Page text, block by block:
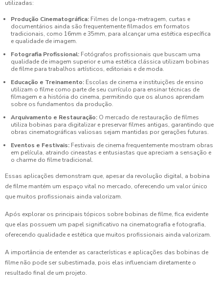
utilizadas:
Produção Cinematográfica: Filmes de longa-metragem, curtas e
documentários ainda são frequentemente filmados em formatos
tradicionais, como 16mm e 35mm, para alcançar uma estética específica
e qualidade de imagem.
Fotografia Profissional: Fotógrafos profissionais que buscam uma
qualidade de imagem superior e uma estética clássica utilizam bobinas
de filme para trabalhos artísticos, editoriais e de moda.
Educação e Treinamento: Escolas de cinema e instituições de ensino
utilizam o filme como parte de seu currículo para ensinar técnicas de
filmagem e a história do cinema, permitindo que os alunos aprendam
sobre os fundamentos da produção.
Arquivamento e Restauração: O mercado de restauração de filmes
utiliza bobinas para digitalizar e preservar filmes antigas, garantindo que
obras cinematográficas valiosas sejam mantidas por gerações futuras.
Eventos e Festivais: Festivais de cinema frequentemente mostram obras
em película, atraindo cineastas e entusiastas que apreciam a sensação e
o charme do filme tradicional.
Essas aplicações demonstram que, apesar da revolução digital, a bobina
de filme mantém um espaço vital no mercado, oferecendo um valor único
que muitos profissionais ainda valorizam.
Após explorar os principais tópicos sobre bobinas de filme, fica evidente
que elas possuem um papel significativo na cinematografia e fotografia,
oferecendo qualidade e estética que muitos profissionais ainda valorizam.
A importância de entender as características e aplicações das bobinas de
filme não pode ser subestimada, pois elas influenciam diretamente o
resultado final de um projeto.